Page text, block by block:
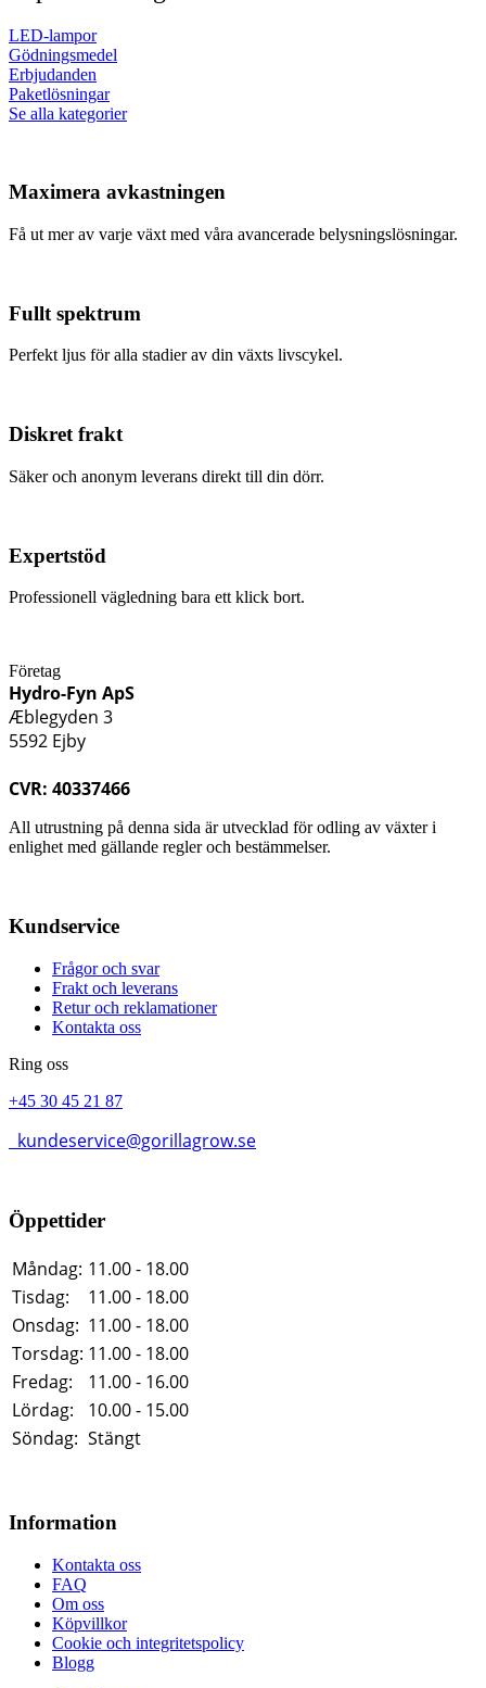
LED-lampor
Gödningsmedel
Erbjudanden
Paketlösningar
Se alla kategorier
Maximera avkastningen
Få ut mer av varje växt med våra avancerade belysningslösningar.
Fullt spektrum
Perfekt ljus för alla stadier av din växts livscykel.
Diskret frakt
Säker och anonym leverans direkt till din dörr.
Expertstöd
Professionell vägledning bara ett klick bort.
Företag
Hydro-Fyn ApS
Æblegyden 3
5592 Ejby
CVR: 40337466
All utrustning på denna sida är utvecklad för odling av växter i
enlighet med gällande regler och bestämmelser.
Kundservice
Frågor och svar
Frakt och leverans
Retur och reklamationer
Kontakta oss
Ring oss
+45 30 45 21 87
kundeservice@gorillagrow.se
Öppettider
Måndag: 11.00 - 18.00
Tisdag:
11.00 - 18.00
Onsdag: 11.00 - 18.00
Torsdag: 11.00 - 18.00
Fredag:
11.00 - 16.00
Lördag:
10.00 - 15.00
Söndag: Stängt
Information
Kontakta oss
FAQ
Om oss
Köpvillkor
Cookie och integritetspolicy
Blogg